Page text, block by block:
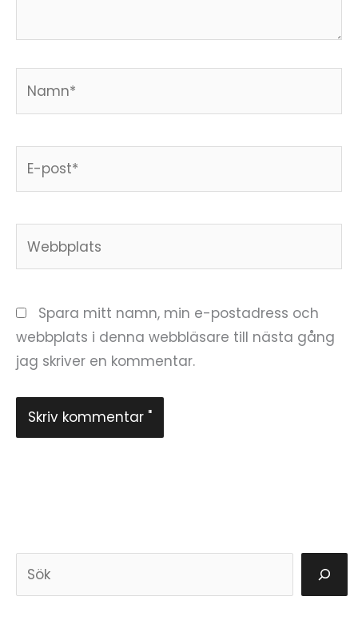
post*
Spara mitt namn, min e-postadress och
webbplats i denna webbläsare till nästa gång
jag skriver en kommentar.
ö